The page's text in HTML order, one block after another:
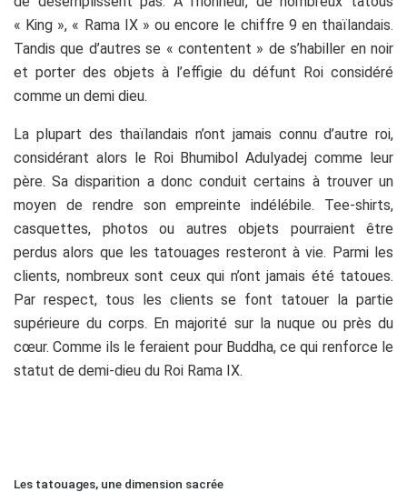
« King », « Rama IX » ou encore le chiffre 9 en thaïlandais.
Tandis que d’autres se « contentent » de s’habiller en noir
et porter des objets à l’effigie du défunt Roi considéré
comme un demi dieu.
La plupart des thaïlandais n’ont jamais connu d’autre roi,
considérant alors le Roi Bhumibol Adulyadej comme leur
père. Sa disparition a donc conduit certains à trouver un
moyen de rendre son empreinte indélébile. Tee-shirts,
casquettes, photos ou autres objets pourraient être
perdus alors que les tatouages resteront à vie. Parmi les
clients, nombreux sont ceux qui n’ont jamais été tatoues.
Par respect, tous les clients se font tatouer la partie
supérieure du corps. En majorité sur la nuque ou près du
cœur. Comme ils le feraient pour Buddha, ce qui renforce le
statut de demi-dieu du Roi Rama IX.
Les tatouages, une dimension sacrée